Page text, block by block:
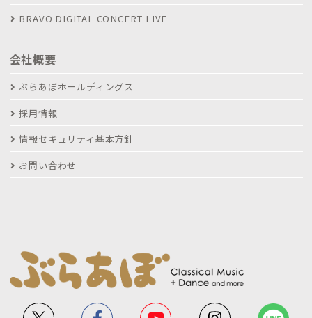
BRAVO DIGITAL CONCERT LIVE
会社概要
ぶらあぼホールディングス
採用情報
情報セキュリティ基本方針
お問い合わせ